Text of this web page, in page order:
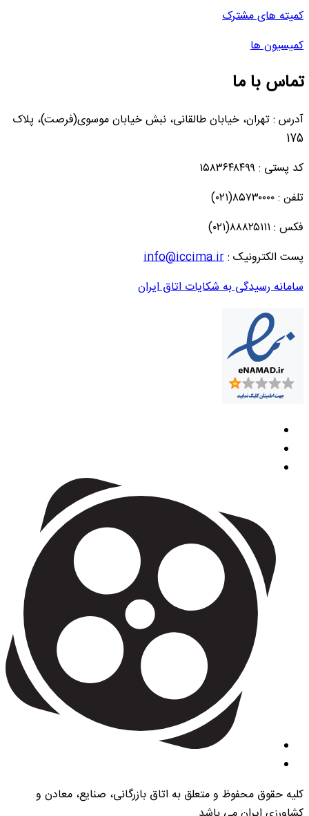
کمیته های مشترک
کمیسیون ها
تماس با ما
آدرس : تهران، خیابان طالقانی، نبش خیابان موسوی(فرصت)، پلاک
175
کد پستی : ۱۵۸۳۶۴۸۴۹۹
تلفن : ۸۵۷۳۰۰۰۰(۰۲۱)
فکس : ۸۸۸۲۵۱۱۱(۰۲۱)
پست الکترونیک :info@iccima.ir
سامانه رسیدگی به شکایات اتاق ایران
کلیه حقوق محفوظ و متعلق به اتاق بازرگانی، صنایع، معادن و